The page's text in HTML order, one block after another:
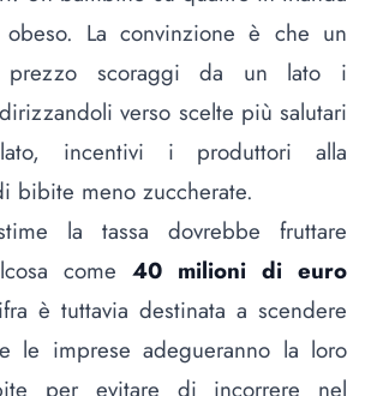
La convinzione è che un
prezzo scoraggi da un lato i
verso scelte più salutari
incentivi i produttori alla
bibite meno zuccherate.
la tassa dovrebbe fruttare
come 40 milioni di euro
è tuttavia destinata a scendere
le imprese adegueranno la loro